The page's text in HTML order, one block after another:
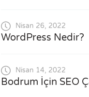
Nisan 26, 2022
WordPress Nedir?
Nisan 14, 2022
Bodrum İçin SEO